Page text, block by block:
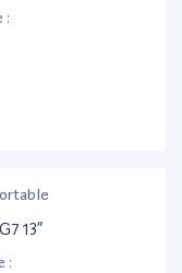
:
13”
: